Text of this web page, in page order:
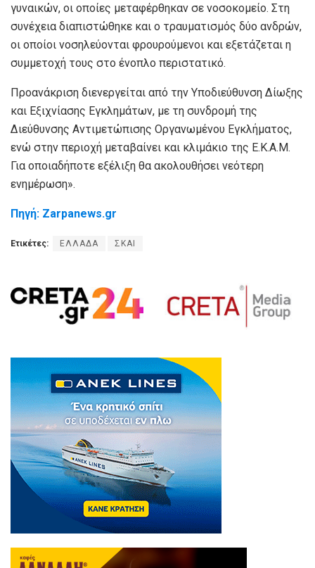
γυναικών, οι οποίες μεταφέρθηκαν σε νοσοκομείο. Στη
συνέχεια διαπιστώθηκε και ο τραυματισμός δύο ανδρών,
οι οποίοι νοσηλεύονται φρουρούμενοι και εξετάζεται η
συμμετοχή τους στο ένοπλο περιστατικό.
Προανάκριση διενεργείται από την Υποδιεύθυνση Δίωξης
και Εξιχνίασης Εγκλημάτων, με τη συνδρομή της
Διεύθυνσης Αντιμετώπισης Οργανωμένου Εγκλήματος,
ενώ στην περιοχή μεταβαίνει και κλιμάκιο της Ε.Κ.Α.Μ.
Για οποιαδήποτε εξέλιξη θα ακολουθήσει νεότερη
ενημέρωση».
Πηγή: Zarpanews.gr
Ετικέτες: ΕΛΛΑΔΑ ΣΚΑΙ